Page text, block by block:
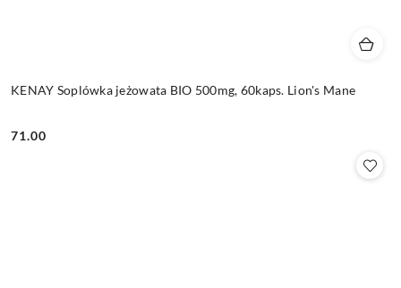
KENAY Soplówka jeżowata BIO 500mg, 60kaps. Lion's Mane
Cena:
71.00